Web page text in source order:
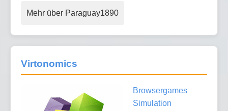
Mehr über Paraguay1890
Virtonomics
Browsergames
Simulation